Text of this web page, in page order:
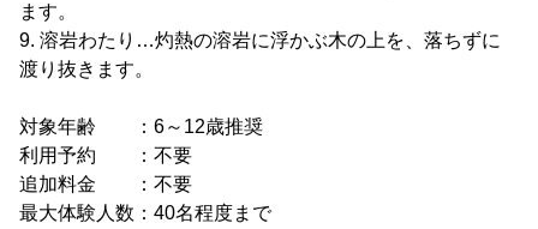
ます。
9. 溶岩わたり…灼熱の溶岩に浮かぶ木の上を、落ちずに
渡り抜きます。
対象年齢 ：6～12歳推奨
利用予約 ：不要
追加料金 ：不要
最大体験人数：40名程度まで